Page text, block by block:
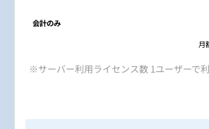
月
※サーバー利用ライセンス数 1ユーザーで